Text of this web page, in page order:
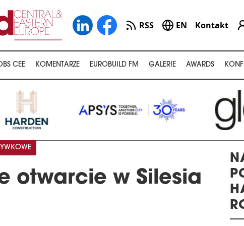
RSS EN Kontakt
CEE KOMENTARZE EUROBUILD FM GALERIE AWARDS
otwarcie w Silesia